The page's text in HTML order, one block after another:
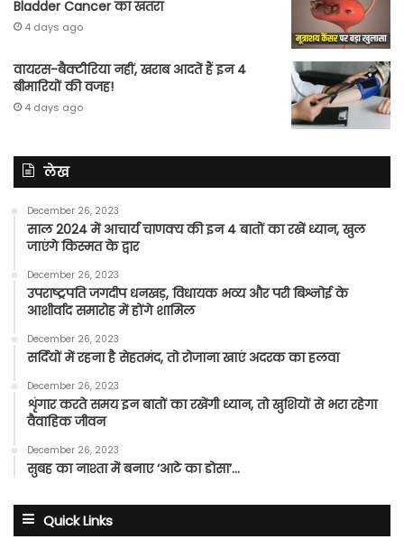
Bladder Cancer का खतरा
4 days ago
वायरस-बैक्टीरिया नहीं, खराब आदतें हैं इन 4
बीमारियों की वजह!
4 days ago
लेख
December 26, 2023
साल 2024 में आचार्य चाणक्य की इन 4 बातों का रखें ध्यान, खुल
जाएंगे किस्मत के द्वार
December 26, 2023
उपराष्ट्रपति जगदीप धनखड़, विधायक भव्य और परी बिश्नोई के
आशीर्वाद समारोह में होंगे शामिल
December 26, 2023
सर्दियों में रहना है सेहतमंद, तो रोजाना खाएं अदरक का हलवा
December 26, 2023
शृंगार करते समय इन बातों का रखेंगी ध्यान, तो खुशियों से भरा रहेगा
वैवाहिक जीवन
December 26, 2023
सुबह का नाश्ता में बनाए ‘आटे का डोसा’…
Quick Links